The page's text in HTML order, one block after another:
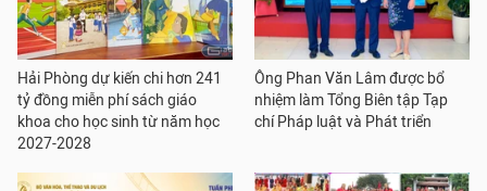
Hải Phòng dự kiến chi hơn 241
tỷ đồng miễn phí sách giáo
khoa cho học sinh từ năm học
2027-2028
Ông Phan Văn Lâm được bổ
nhiệm làm Tổng Biên tập Tạp
chí Pháp luật và Phát triển